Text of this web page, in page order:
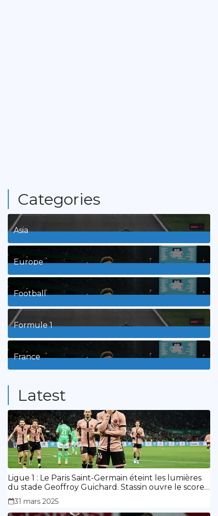
Categories
Asia
1Posts
Europe
3Posts
Football
8Posts
Formule 1
3Posts
France
Latest
Ligue 1 : Le Paris Saint-Germain éteint les lumières
du stade Geoffroy Guichard. Stassin ouvre le score,
doublé de Doué.
31 mars 2025